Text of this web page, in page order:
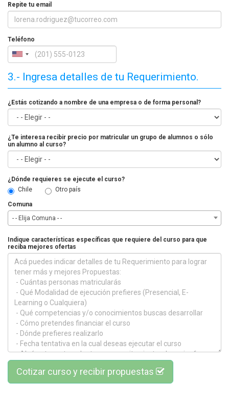
Repite tu email
Teléfono
3.- Ingresa detalles de tu Requerimiento.
¿Estás cotizando a nombre de una empresa o de forma personal?
¿Te interesa recibir precio por matricular un grupo de alumnos o sólo
un alumno al curso?
¿Dónde requieres se ejecute el curso?
Chile
Otro país
Comuna
- - Elija Comuna - -
Indique características específicas que requiere del curso para que
reciba mejores ofertas
Cotizar curso y recibir propuestas